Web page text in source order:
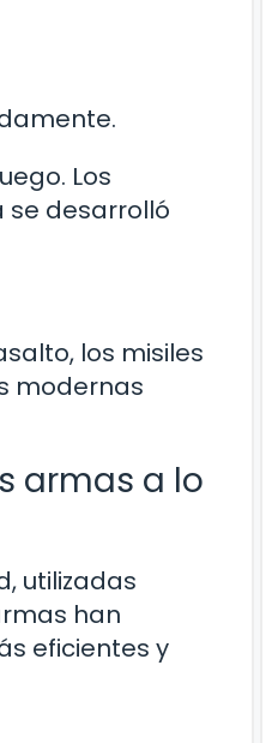
Los
se desarrolló
los misiles
modernas
armas a lo
utilizadas
han
eficientes y